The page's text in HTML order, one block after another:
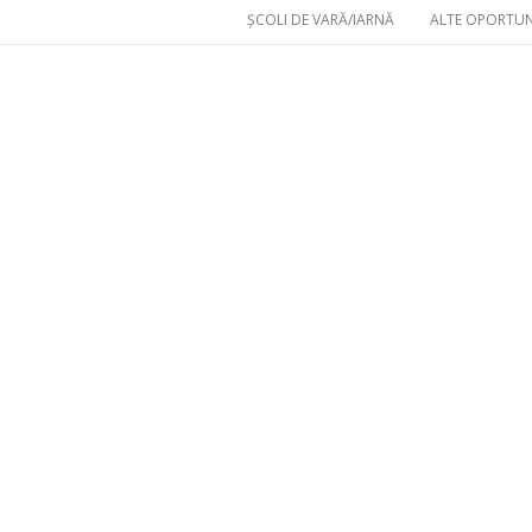
ȘCOLI DE VARĂ/IARNĂ ALTE